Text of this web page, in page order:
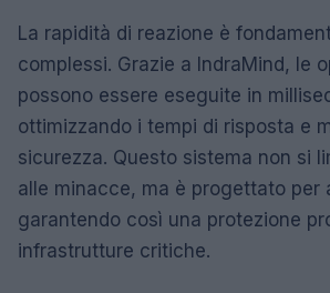
La rapidità di reazione è
complessi. Grazie a IndraMind, le
possono essere eseguite in
ottimizzando i tempi di risposta e
sicurezza. Questo sistema non si
alle minacce, ma è progettato per
garantendo così una protezione
infrastrutture critiche.